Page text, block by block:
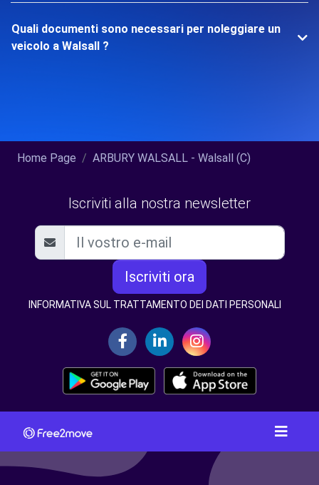
Quali documenti sono necessari per noleggiare un
veicolo a Walsall ?
Home Page ARBURY WALSALL - Walsall (C)
Iscriviti alla nostra newsletter
Iscriviti ora
INFORMATIVA SUL TRATTAMENTO DEI DATI PERSONALI